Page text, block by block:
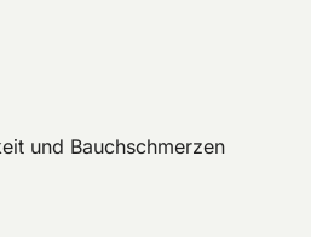
und Bauchschmerzen